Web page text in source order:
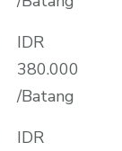
IDR
380.000
/Batang
IDR